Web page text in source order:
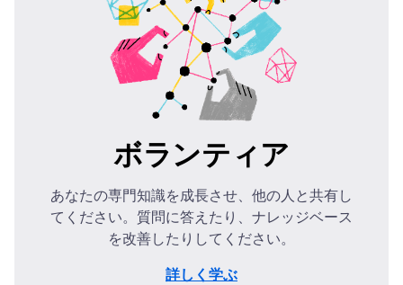
ボランティア
あなたの専門知識を成長させ、他の人と共有し
てください。質問に答えたり、ナレッジベース
を改善したりしてください。
詳しく学ぶ